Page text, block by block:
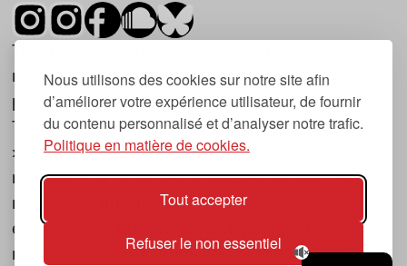
Nous utilisons des cookies sur notre site afin
d’améliorer votre expérience utilisateur, de fournir
du contenu personnalisé et d’analyser notre trafic.
Politique en matière de cookies.
Tout accepter
Refuser le non essentiel
Tsugi est un mensuel indépendant sur la
musique et les nouvelles tendances, dont la
première parution date de 2007.
Tsugi en japonais signifie « prochain », « suivant
», ce qui correspond à la thématique du
magazine, à l’affût des nouvelles tendances
musicales, qu’elles viennent de la musique
électronique, du rock ou du hip hop, et des
nouveaux phénomènes de société liés à la